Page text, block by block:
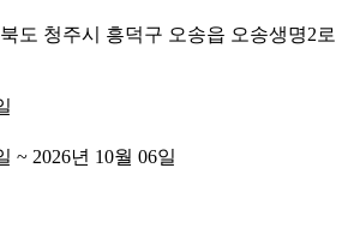
도 청주시 흥덕구 오송읍 오송생명2로
~ 2026년 10월 06일